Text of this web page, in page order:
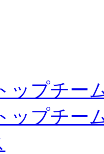
ップチー
ップチー